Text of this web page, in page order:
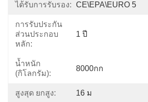
ได้รับการรับรอง: CE\EPA\EURO 5
การรับประกัน
ส่วนประกอบ
หลัก:
1 ปี
น้ำหนัก
(กิโลกรัม):
8000กก
สูงสุด ยกสูง: 16 ม